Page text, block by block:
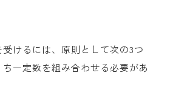
受けるには、原則として次の3つ
一定数を組み合わせる必要があ